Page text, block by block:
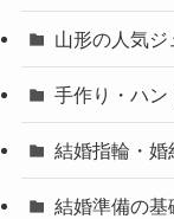
山形の人気
手作り・ハン
結婚指輪・
結婚準備の基